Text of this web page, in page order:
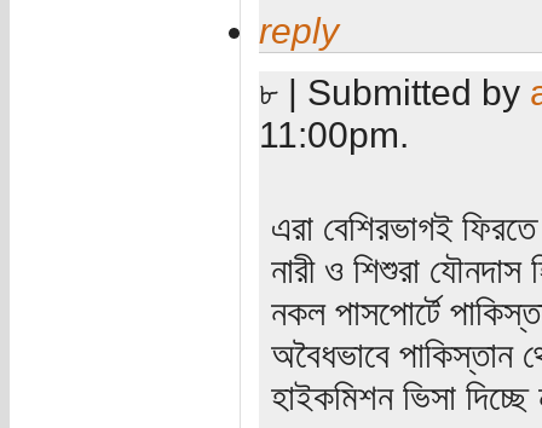
reply
৮ | Submitted by
11:00pm.
এরা বেশিরভাগই
নারী ও শিশুরা
নকল পাসপোর্টে
অবৈধভাবে পাকিস্তান
হাইকমিশন ভিসা